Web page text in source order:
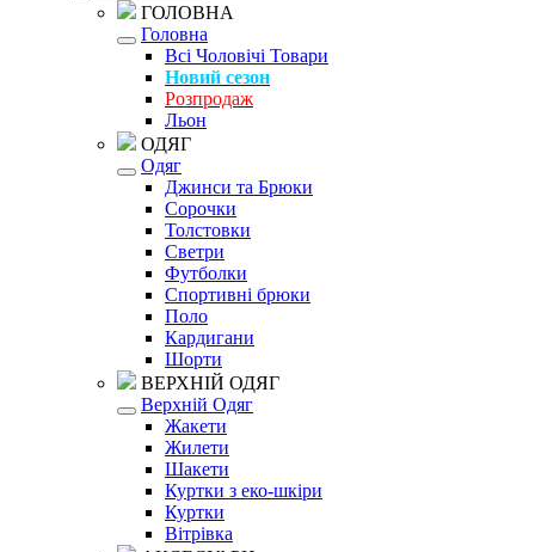
ГОЛОВНА
Головна
Всі Чоловічі Товари
Новий сезон
Розпродаж
Льон
ОДЯГ
Одяг
Джинси та Брюки
Сорочки
Толстовки
Светри
Футболки
Спортивні брюки
Поло
Кардигани
Шорти
ВЕРХНІЙ ОДЯГ
Верхній Одяг
Жакети
Жилети
Шакети
Куртки з еко-шкіри
Куртки
Вітрівка